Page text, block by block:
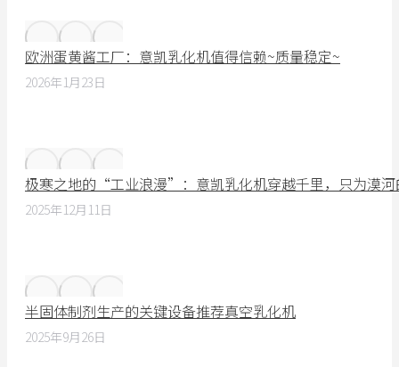
欧洲蛋黄酱工厂：意凯乳化机值得信赖~质量稳定~
2026年1月23日
极寒之地的“工业浪漫”：意凯乳化机穿越千里，只为漠河
2025年12月11日
半固体制剂生产的关键设备推荐真空乳化机
2025年9月26日